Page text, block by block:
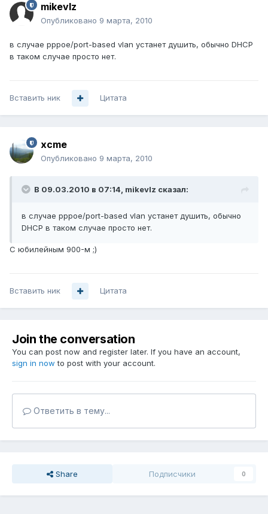
mikevlz
Опубликовано 9 марта, 2010
в случае pppoe/port-based vlan устанет душить, обычно DHCP
в таком случае просто нет.
Вставить ник Цитата
xcme
Опубликовано 9 марта, 2010
В 09.03.2010 в 07:14, mikevlz сказал:
в случае pppoe/port-based vlan устанет душить, обычно
DHCP в таком случае просто нет.
С юбилейным 900-м ;)
Вставить ник Цитата
Join the conversation
You can post now and register later. If you have an account,
sign in now to post with your account.
Ответить в тему...
Share Подписчики 0